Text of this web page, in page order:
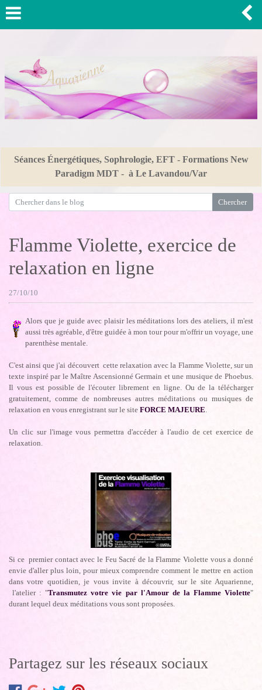
Séances Énergétiques, Sophrologie, EFT - Formations New
Paradigm MDT - à Le Lavandou/Var
Flamme Violette, exercice de
relaxation en ligne
27/10/10
Alors que je guide avec plaisir les méditations lors des ateliers, il m'est
aussi très agréable, d'être guidée à mon tour pour m'offrir un voyage, une
parenthèse mentale.
C'est ainsi que j'ai découvert cette relaxation avec la Flamme Violette, sur un
texte inspiré par le Maître Ascensionné Germain et une musique de Phoebus.
Il vous est possible de l'écouter librement en ligne. Ou de la télécharger
gratuitement, comme de nombreuses autres méditations ou musiques de
relaxation en vous enregistrant sur le site FORCE MAJEURE
Un clic sur l'image vous permettra d'accéder à l'audio de cet exercice de
relaxation.
Si ce premier contact avec le Feu Sacré de la Flamme Violette vous a donné
envie d'aller plus loin, pour mieux comprendre comment le mettre en action
dans votre quotidien, je vous invite à découvrir, sur le site Aquarienne,
l'atelier : "Transmutez votre vie par l'Amour de la Flamme Violette"
durant lequel deux méditations vous sont proposées.
Partagez sur les réseaux sociaux